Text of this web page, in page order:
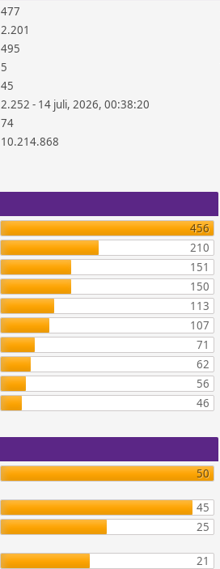
477
2.201
495
5
45
2.252 - 14 juli, 2026, 00:38:20
74
10.214.868
456
210
151
150
113
107
71
62
56
46
50
45
25
21